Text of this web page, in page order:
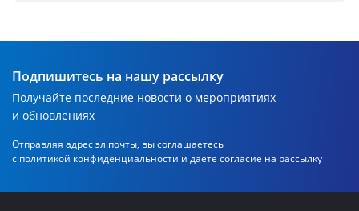
Подпишитесь на нашу рассылку
Получайте последние новости о мероприятиях
и обновлениях
Отправляя адрес эл.почты, вы соглашаетесь
с политикой конфиденциальности и даете согласие на рассылку